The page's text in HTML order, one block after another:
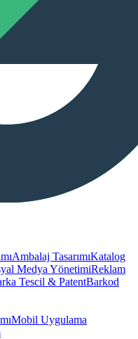
Ambalaj TasarımıKatalog
Medya YönetimiReklam
Tescil & PatentBarkod
Mobil Uygulama